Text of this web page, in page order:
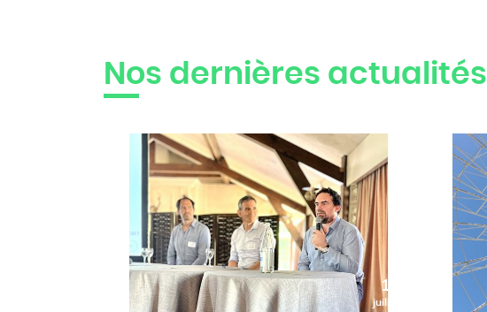
Nos dernières actualités
10
juillet